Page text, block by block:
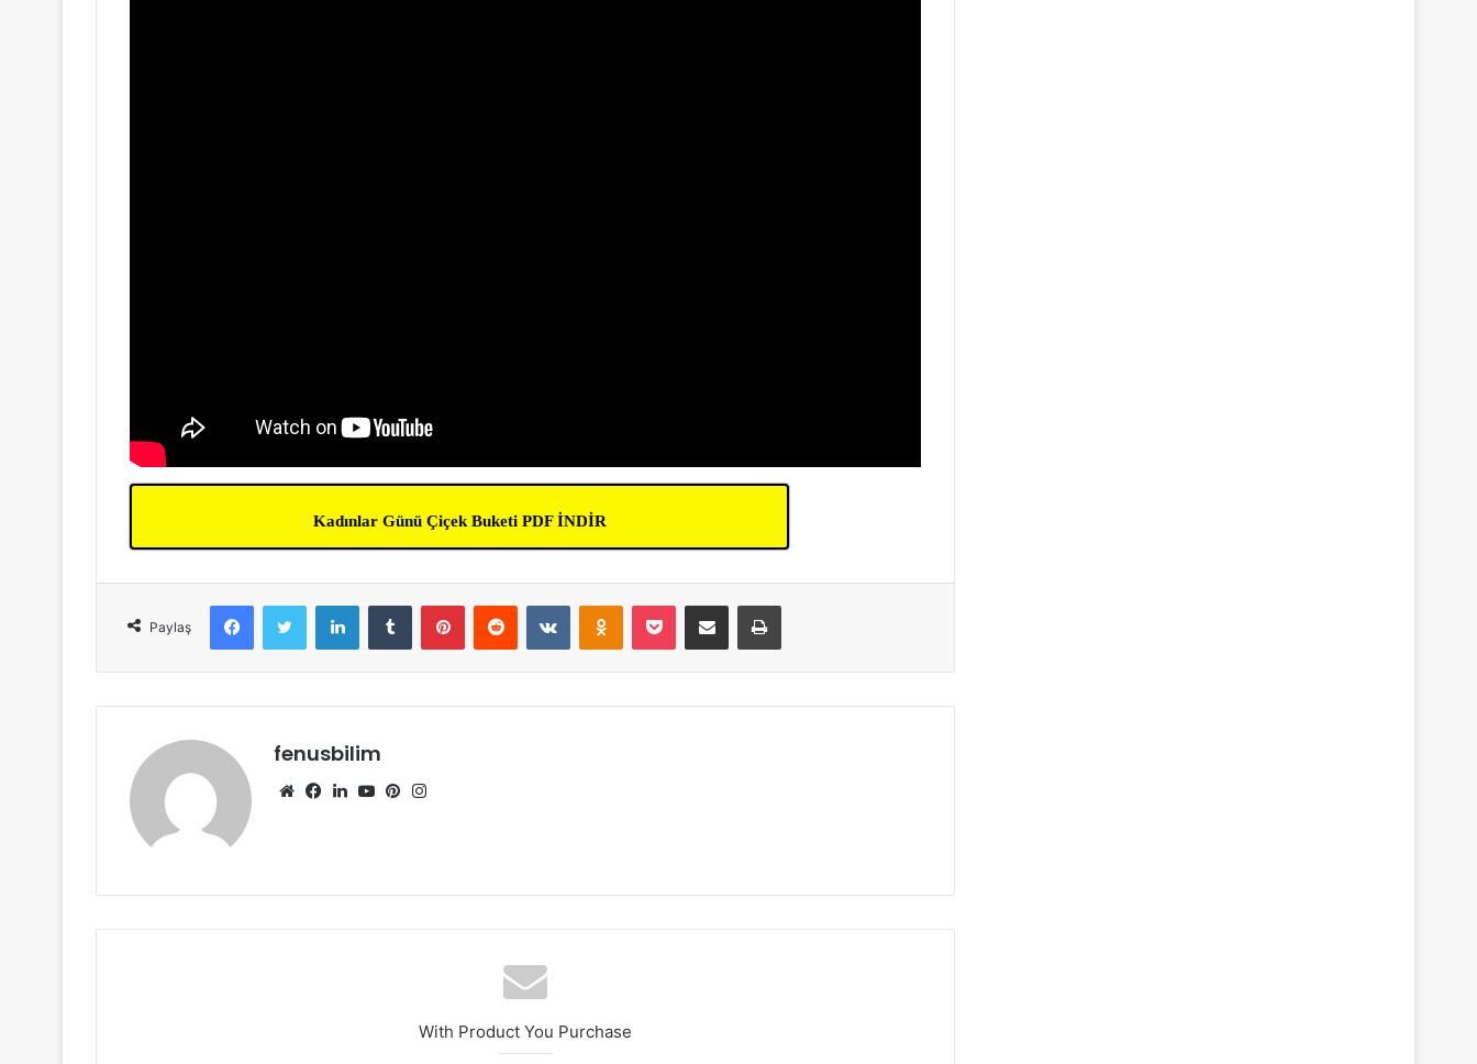
Kadınlar Günü Çiçek Buketi PDF İNDİR
Paylaş
FacebookTwitter LinkedInTumblr PinterestReddit VKontakteOdnoklassniki
Pocket E-Posta ile paylaş Yazdır
fenusbilim
Web Facebook
LinkedIn
YouTubePinterest
With Product You Purchase